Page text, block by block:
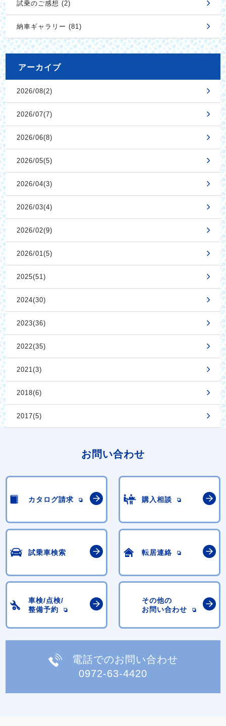
試乗のご感想 (2)
納車ギャラリー (81)
アーカイブ
2026/08(2)
2026/07(7)
2026/06(8)
2026/05(5)
2026/04(3)
2026/03(4)
2026/02(9)
2026/01(5)
2025(51)
2024(30)
2023(36)
2022(35)
2021(3)
2018(6)
2017(5)
お問い合わせ
カタログ請求 購入相談
試乗車検索 転居連絡
車検/点検/
整備予約
その他の
お問い合わせ
電話でのお問い合わせ
0972-63-4420